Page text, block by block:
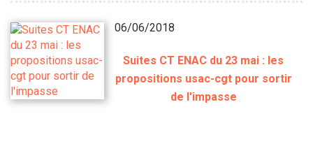
06/06/2018
Suites CT ENAC du 23 mai : les
propositions usac-cgt pour sortir
de l'impasse